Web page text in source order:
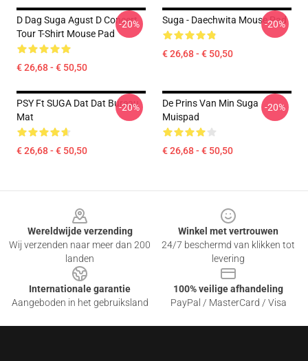
D Dag Suga Agust D Concert
Tour T-Shirt Mouse Pad
€ 26,68 - € 50,50
-20% Suga - Daechwita Mouse Pad
€ 26,68 - € 50,50
-20%
PSY Ft SUGA Dat Dat Bureau
Mat
€ 26,68 - € 50,50
-20%
De Prins Van Min Suga
Muispad
€ 26,68 - € 50,50
-20%
Wereldwijde verzending
Wij verzenden naar meer dan 200
landen
Winkel met vertrouwen
24/7 beschermd van klikken tot
levering
Internationale garantie
Aangeboden in het gebruiksland
100% veilige afhandeling
PayPal / MasterCard / Visa